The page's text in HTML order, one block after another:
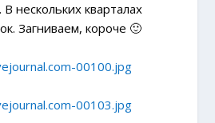
нескольких кварталах
Загниваем, короче 🙂